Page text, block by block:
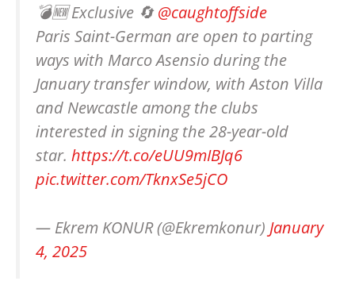
💣🆕 Exclusive 🔄@caughtoffside
Paris Saint-German are open to parting
ways with Marco Asensio during the
January transfer window, with Aston Villa
and Newcastle among the clubs
interested in signing the 28-year-old
star. https://t.co/eUU9mIBJq6
pic.twitter.com/TknxSe5jCO
— Ekrem KONUR (@Ekremkonur) January
4, 2025